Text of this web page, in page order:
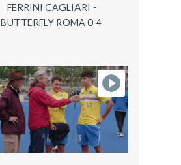
FERRINI CAGLIARI -
BUTTERFLY ROMA 0-4